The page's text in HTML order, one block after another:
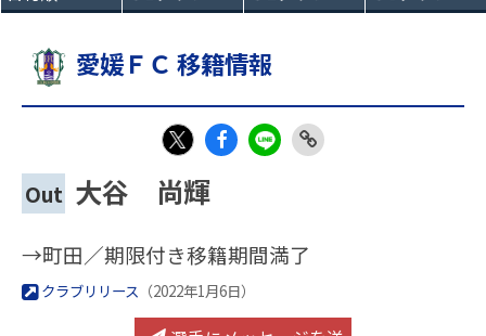
愛媛ＦＣ 移籍情報
X
eb
k
Out 大谷 尚輝
→町田／期限付き移籍期間満了
クラブリリース （2022年1月6日）